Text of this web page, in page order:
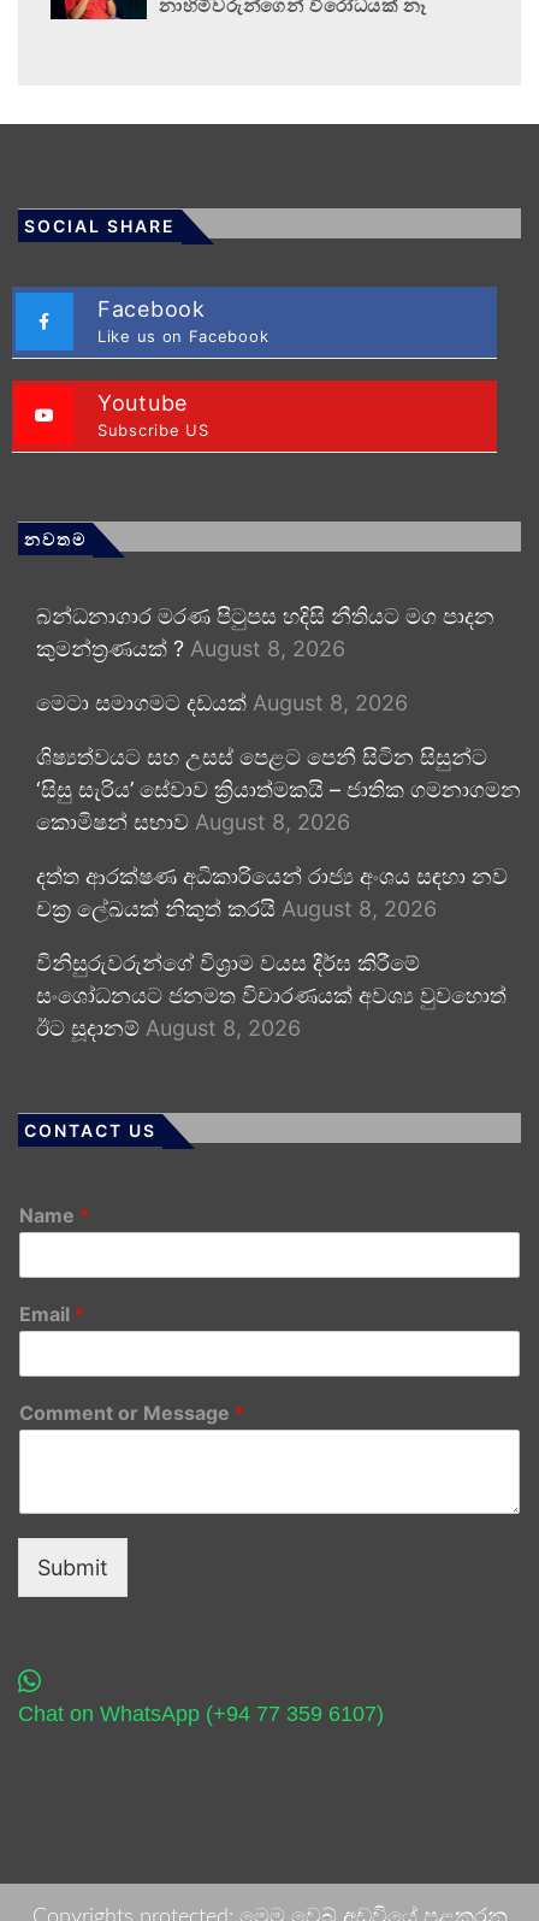
නාහිමිවරුන්ගෙන් විරෝධයක් නෑ
SOCIAL SHARE
Facebook
Like us on Facebook
Youtube
Subscribe US
නවතම
බන්ධනාගාර මරණ පිටුපස හදිසි නීතියට මග පාදන
කුමන්ත්‍රණයක් ? August 8, 2026
මෙටා සමාගමට දඩයක් August 8, 2026
ශිෂ්‍යත්වයට සහ උසස් පෙළට පෙනී සිටින සිසුන්ට
‘සිසු සැරිය’ සේවාව ක්‍රියාත්මකයි – ජාතික ගමනාගමන
කොමිෂන් සභාව August 8, 2026
දත්ත ආරක්ෂණ අධිකාරියෙන් රාජ්‍ය අංශය සඳහා නව
චක්‍ර ලේඛයක් නිකුත් කරයි August 8, 2026
විනිසුරුවරුන්ගේ විශ්‍රාම වයස දීර්ඝ කිරීමේ
සංශෝධනයට ජනමත විචාරණයක් අවශ්‍ය වුවහොත්
ඊට සූදානම් August 8, 2026
CONTACT US
Name *
Email *
Comment or Message *
Submit
Chat on WhatsApp (+94 77 359 6107)